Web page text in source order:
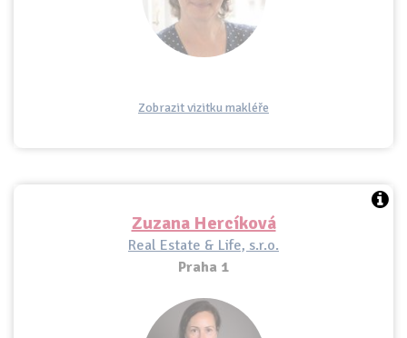
Zobrazit vizitku makléře
Zuzana Hercíková
Real Estate & Life, s.r.o.
Praha 1